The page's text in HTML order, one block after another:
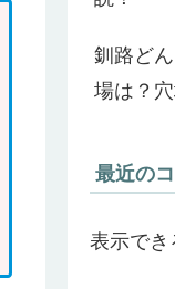
釧路ど
場は？
最近の
表示でき